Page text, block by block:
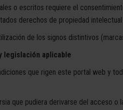
o escritos requiere el
derechos de propiedad intelectual
de los signos distintivos
legislación aplicable
que rigen este portal web y
que pudiera derivarse del acceso